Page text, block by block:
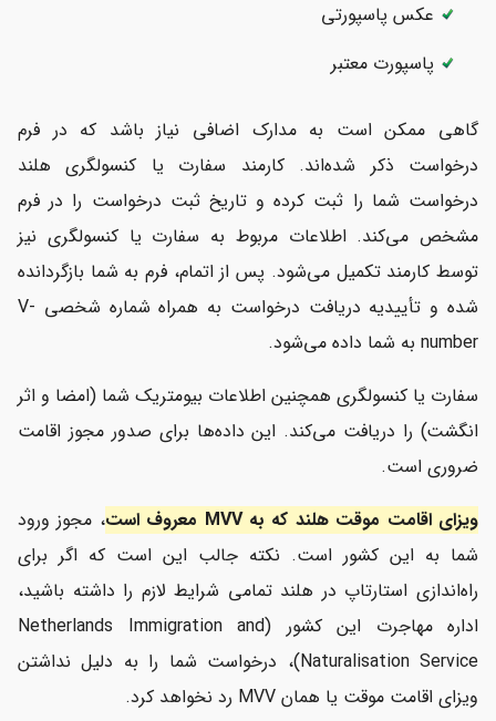
عکس پاسپورتی
پاسپورت معتبر
گاهی ممکن است به مدارک اضافی نیاز باشد که در فرم
درخواست ذکر شده‌اند. کارمند سفارت یا کنسولگری هلند
درخواست شما را ثبت کرده و تاریخ ثبت درخواست را در فرم
مشخص می‌کند. اطلاعات مربوط به سفارت یا کنسولگری نیز
توسط کارمند تکمیل می‌شود. پس از اتمام، فرم به شما بازگردانده
شده و تأییدیه دریافت درخواست به همراه شماره شخصی V-
number به شما داده می‌شود.
سفارت یا کنسولگری همچنین اطلاعات بیومتریک شما (امضا و اثر
انگشت) را دریافت می‌کند. این داده‌ها برای صدور مجوز اقامت
ضروری است.
ویزای اقامت موقت هلند که به MVV معروف است
، مجوز ورود
شما به این کشور است. نکته جالب این است که اگر برای
راه‌اندازی استارتاپ در هلند تمامی شرایط لازم را داشته باشید،
اداره مهاجرت این کشور (Netherlands Immigration and
Naturalisation Service)، درخواست شما را به دلیل نداشتن
ویزای اقامت موقت یا همان MVV رد نخواهد کرد.